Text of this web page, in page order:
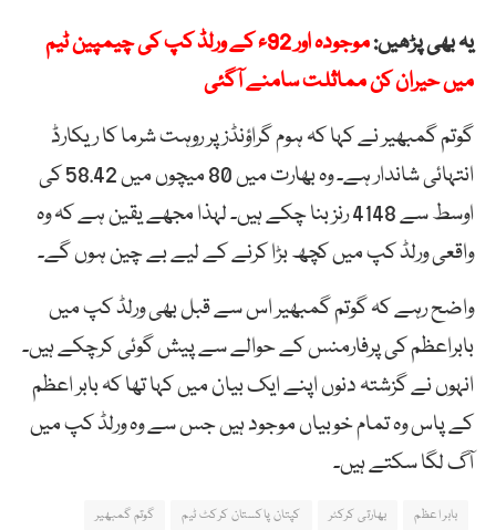
یہ بھی پڑھیں:
موجودہ اور 92ء کے ورلڈ کپ کی چیمپین ٹیم
میں حیران کن مماثلت سامنے آگئی
گوتم گمبھیر نے کہا کہ ہوم گراؤنڈز پر روہت شرما کا ریکارڈ
انتہائی شاندار ہے۔ وہ بھارت میں 80 میچوں میں 58.42 کی
اوسط سے 4148 رنز بنا چکے ہیں۔ لہذا مجھے یقین ہے کہ وہ
واقعی ورلڈ کپ میں کچھ بڑا کرنے کے لیے بے چین ہوں گے۔
واضح رہے کہ گوتم گمبھیر اس سے قبل بھی ورلڈ کپ میں
بابراعظم کی پرفارمنس کے حوالے سے پیش گوئی کرچکے ہیں۔
انہوں نے گزشتہ دنوں اپنے ایک بیان میں کہا تھا کہ بابر اعظم
کے پاس وہ تمام خوبیاں موجود ہیں جس سے وہ ورلڈ کپ میں
آگ لگا سکتے ہیں۔
بابر اعظم بھارتی کرکٹر کپتان پاکستان کرکٹ ٹیم
گوتم گمبھیر